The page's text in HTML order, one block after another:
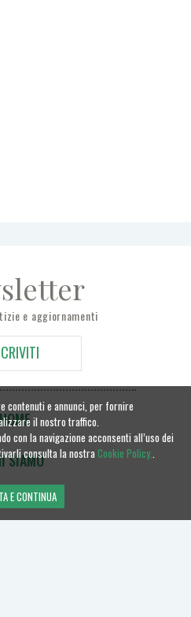
contenuti e annunci, per fornire
il nostro traffico.
con la navigazione acconsenti all’uso dei
consulta la nostra Cookie Policy..
E CONTINUA
e aggiornamenti
HOME
SIAMO